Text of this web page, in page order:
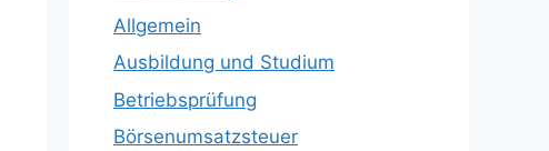
Allgemein
Ausbildung und Studium
Betriebsprüfung
Börsenumsatzsteuer